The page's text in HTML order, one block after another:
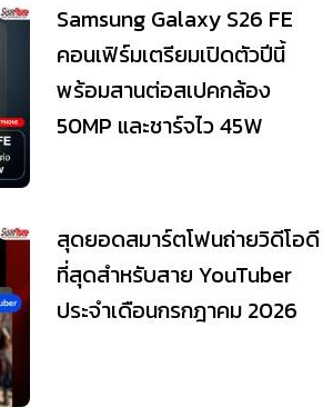
Samsung Galaxy S26 FE
คอนเฟิร์มเตรียมเปิดตัวปีนี้
พร้อมสานต่อสเปคกล้อง
50MP และชาร์จไว 45W
สุดยอดสมาร์ตโฟนถ่ายวิดีโอดี
ที่สุดสำหรับสาย YouTuber
ประจำเดือนกรกฎาคม 2026